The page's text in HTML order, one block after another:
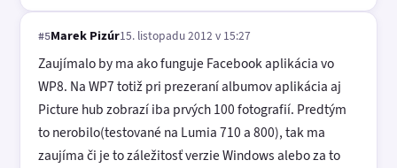
#5Marek Pizúr15. listopadu 2012 v 15:27
Zaujímalo by ma ako funguje Facebook aplikácia vo
WP8. Na WP7 totiž pri prezeraní albumov aplikácia aj
Picture hub zobrazí iba prvých 100 fotografií. Predtým
to nerobilo(testované na Lumia 710 a 800), tak ma
zaujíma či je to záležitosť verzie Windows alebo za to